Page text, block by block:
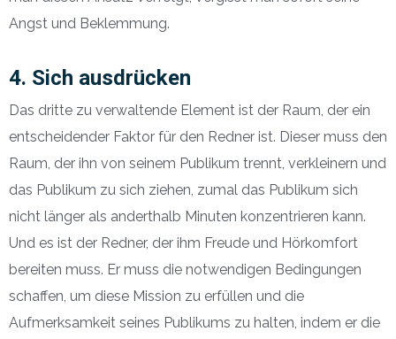
Angst und Beklemmung.
4. Sich ausdrücken
Das dritte zu verwaltende Element ist der Raum, der ein
entscheidender Faktor für den Redner ist. Dieser muss den
Raum, der ihn von seinem Publikum trennt, verkleinern und
das Publikum zu sich ziehen, zumal das Publikum sich
nicht länger als anderthalb Minuten konzentrieren kann.
Und es ist der Redner, der ihm Freude und Hörkomfort
bereiten muss. Er muss die notwendigen Bedingungen
schaffen, um diese Mission zu erfüllen und die
Aufmerksamkeit seines Publikums zu halten, indem er die